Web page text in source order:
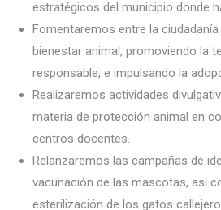
estratégicos del municipio donde
Fomentaremos entre la
bienestar animal, promoviendo la
responsable, e impulsando la
Realizaremos actividades
materia de protección animal en
centros docentes.
Relanzaremos las campañas de
vacunación de las mascotas, así
esterilización de los gatos